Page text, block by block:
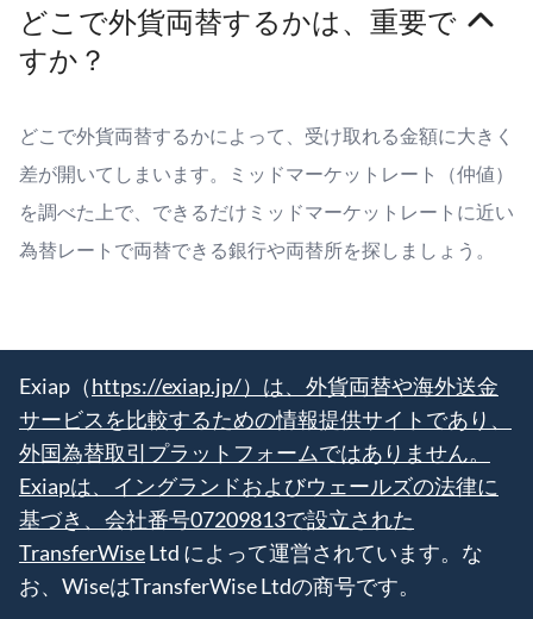
どこで外貨両替するかは、重要で
すか？
どこで外貨両替するかによって、受け取れる金額に大きく
差が開いてしまいます。ミッドマーケットレート（仲値）
を調べた上で、できるだけミッドマーケットレートに近い
為替レートで両替できる銀行や両替所を探しましょう。
Exiap（https://exiap.jp/）は、外貨両替や海外送金
サービスを比較するための情報提供サイトであり、
外国為替取引プラットフォームではありません。
Exiapは、イングランドおよびウェールズの法律に
基づき、会社番号07209813で設立された
TransferWiseLtd によって運営されています。な
お、WiseはTransferWise Ltdの商号です。